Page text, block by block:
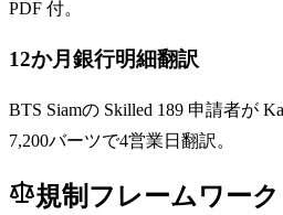
PDF 付。
12か月銀行明細翻訳
BTS Siamの Skilled 189 申請者が
7,200バーツで4営業日翻訳。
規制フレームワー